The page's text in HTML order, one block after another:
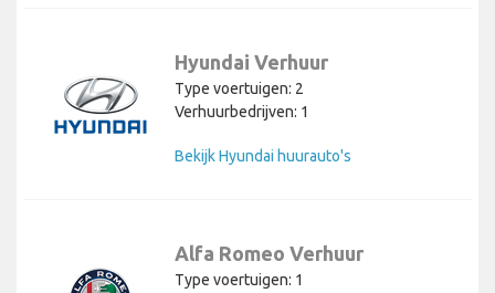
Hyundai Verhuur
Type voertuigen: 2
Verhuurbedrijven: 1
Bekijk Hyundai huurauto's
Alfa Romeo Verhuur
Type voertuigen: 1